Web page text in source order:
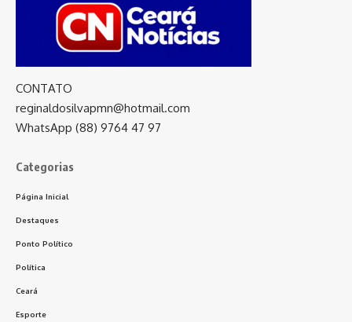
CONTATO
reginaldosilvapmn@hotmail.com
WhatsApp (88) 9764 47 97
Categorias
Página Inicial
Destaques
Ponto Político
Política
Ceará
Esporte